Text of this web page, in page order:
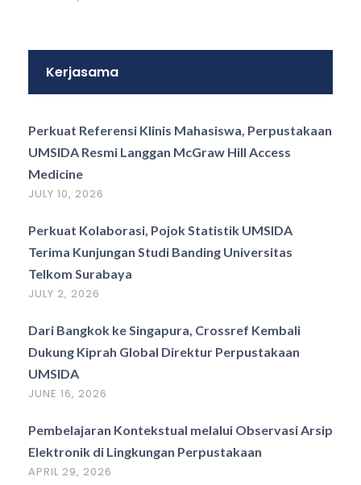
Kerjasama
Perkuat Referensi Klinis Mahasiswa, Perpustakaan
UMSIDA Resmi Langgan McGraw Hill Access
Medicine
JULY 10, 2026
Perkuat Kolaborasi, Pojok Statistik UMSIDA
Terima Kunjungan Studi Banding Universitas
Telkom Surabaya
JULY 2, 2026
Dari Bangkok ke Singapura, Crossref Kembali
Dukung Kiprah Global Direktur Perpustakaan
UMSIDA
JUNE 16, 2026
Pembelajaran Kontekstual melalui Observasi Arsip
Elektronik di Lingkungan Perpustakaan
APRIL 29, 2026